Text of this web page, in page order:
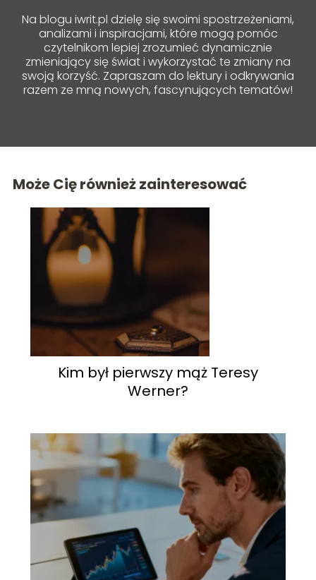
Na blogu iwrit.pl dzielę się swoimi spostrzeżeniami,
analizami i inspiracjami, które mogą pomóc
czytelnikom lepiej zrozumieć dynamicznie
zmieniający się świat i wykorzystać te zmiany na
swoją korzyść. Zapraszam do lektury i odkrywania
razem ze mną nowych, fascynujących tematów!
Może Cię również zainteresować
Kim był pierwszy mąż Teresy
Werner?